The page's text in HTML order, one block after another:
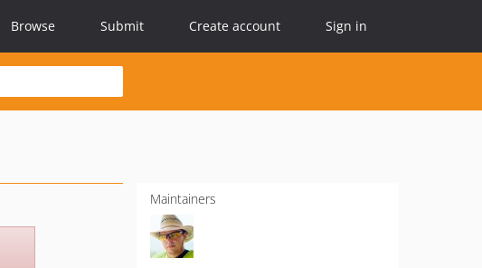
Browse Submit Create account Sign in
Maintainers